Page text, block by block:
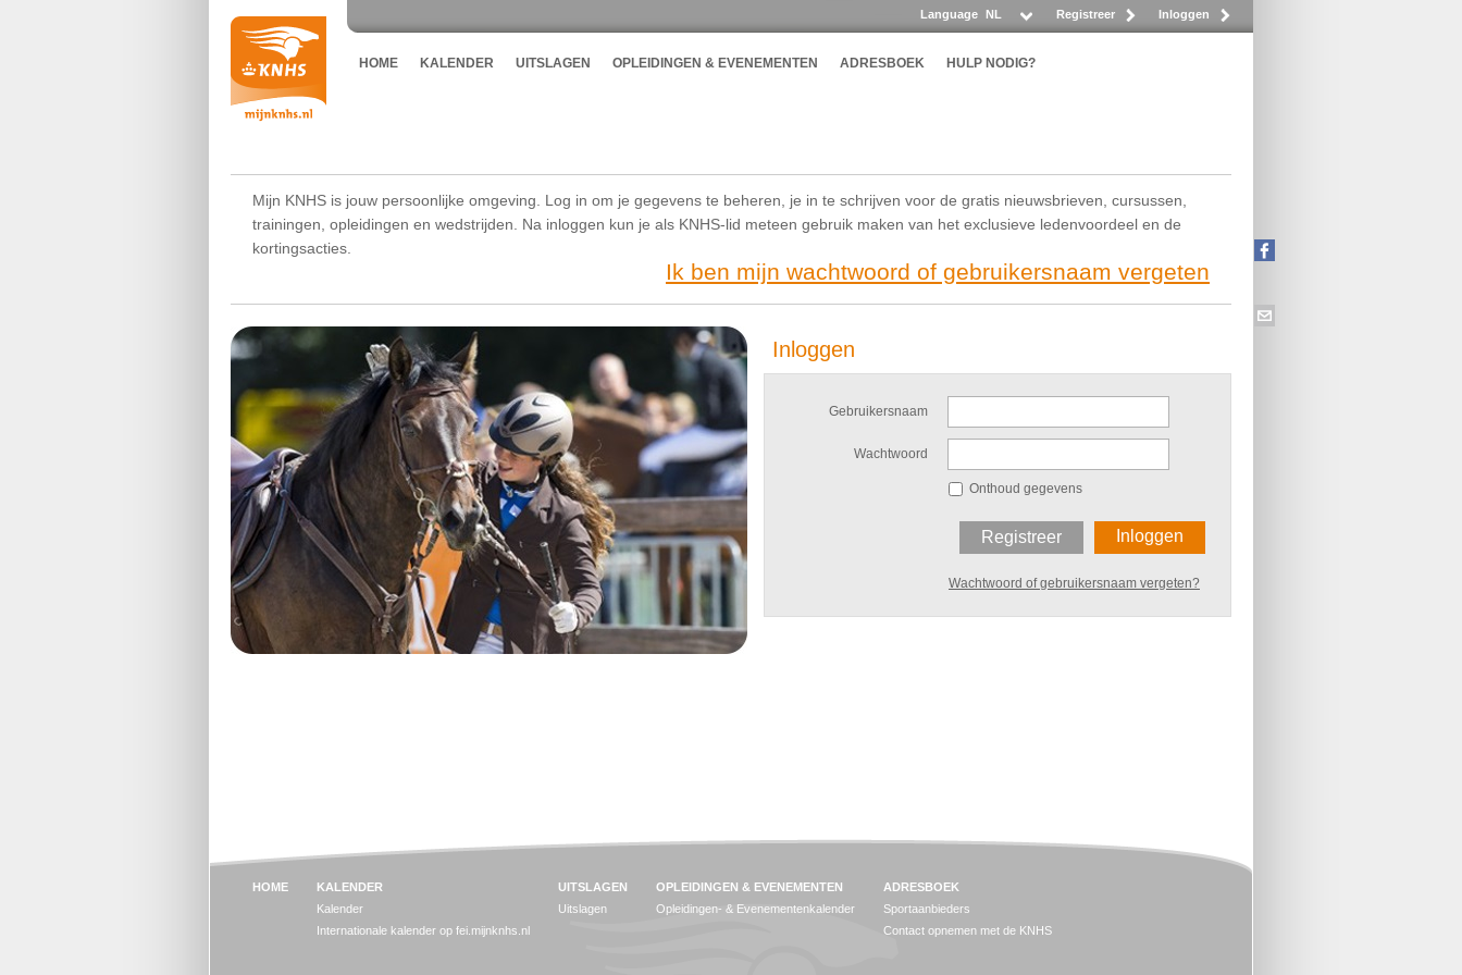
Registreer Inloggen
Language NL
HOME KALENDER UITSLAGEN OPLEIDINGEN & EVENEMENTEN ADRESBOEK HULP NODIG?
Mijn KNHS is jouw persoonlijke omgeving. Log in om je gegevens te beheren, je in te schrijven voor de gratis nieuwsbrieven, cursussen,
trainingen, opleidingen en wedstrijden. Na inloggen kun je als KNHS-lid meteen gebruik maken van het exclusieve ledenvoordeel en de
kortingsacties.
Ik ben mijn wachtwoord of gebruikersnaam vergeten
Inloggen
Gebruikersnaam
Wachtwoord
Onthoud gegevens
Inloggen
Registreer
Wachtwoord of gebruikersnaam vergeten?
HOME
KALENDER
Kalender
Internationale kalender op fei.mijnknhs.nl
UITSLAGEN
Uitslagen
OPLEIDINGEN & EVENEMENTEN
Opleidingen- & Evenementenkalender
ADRESBOEK
Sportaanbieders
Contact opnemen met de KNHS